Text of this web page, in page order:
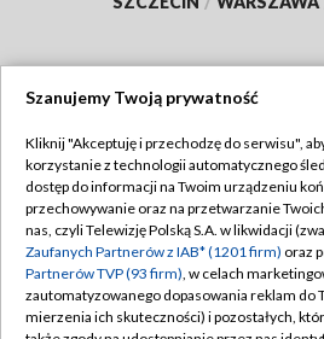
TVP
Abonament TVP
Emisja w TVP
Centrum informacji TVP
Naziemna Telewizja Cyfrowa
Regulamin
Polityka
Moje
Pomoc
Szanujemy Twoją prywatność
Kliknij "Akceptuję i przechodzę do serwisu",
korzystanie z technologii automatycznego
dostęp do informacji na Twoim urządzeniu
przechowywanie oraz na przetwarzanie
nas, czyli Telewizję Polską S.A. w likwidacji
Zaufanych Partnerów z IAB* (1201 firm) oraz
Partnerów TVP (93 firm), w celach
zautomatyzowanego dopasowania reklam do
mierzenia ich skuteczności) i pozostałych,